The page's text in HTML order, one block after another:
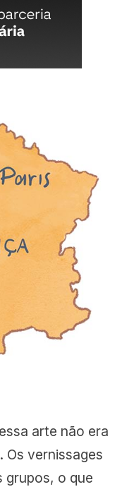
arte não era
Os vernissages
grupos, o que